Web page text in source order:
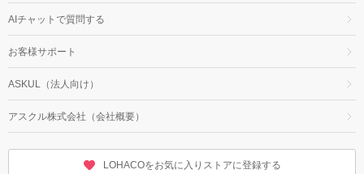
AIチャットで質問する
お客様サポート
ASKUL（法人向け）
アスクル株式会社（会社概要）
LOHACOをお気に入りストアに登録する